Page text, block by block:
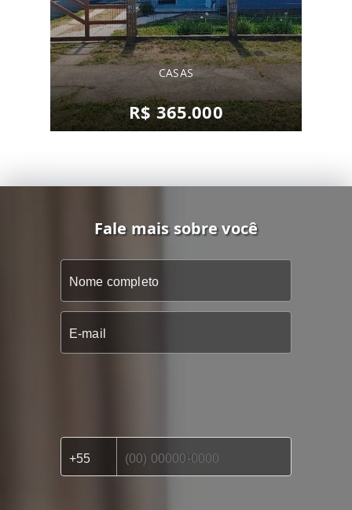
CASAS
R$ 365.000
Fale mais sobre você